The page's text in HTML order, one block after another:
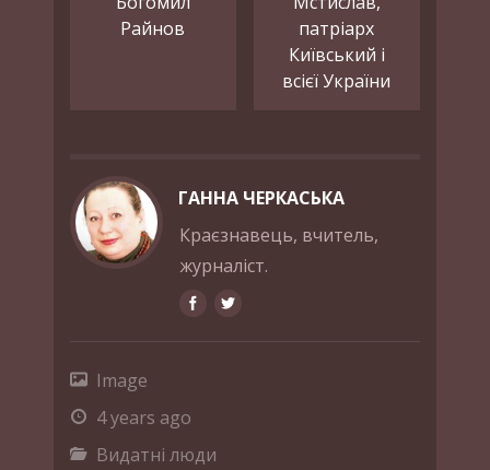
Райнов
патріарх
Київський і
всієї України
ГАННА ЧЕРКАСЬКА
Краєзнавець, вчитель,
журналіст.
Image
4 years ago
Видатні люди